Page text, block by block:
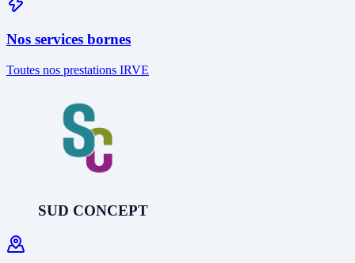
Nos services bornes
Toutes nos prestations IRVE
SUD CONCEPT